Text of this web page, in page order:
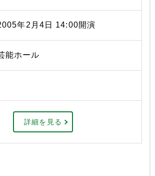
年2月4日 14:00開演
能ホール
詳細を見る